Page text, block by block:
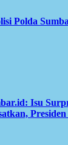
Polda
Isu
Presiden